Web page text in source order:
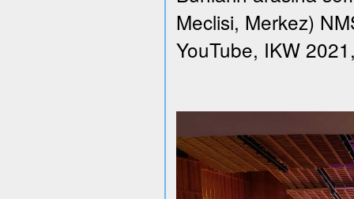
Meclisi, Merkez)
YouTube, IKW